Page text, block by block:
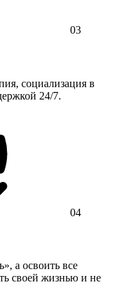
03
социализация в
24/7.
04
а освоить все
своей жизнью и не